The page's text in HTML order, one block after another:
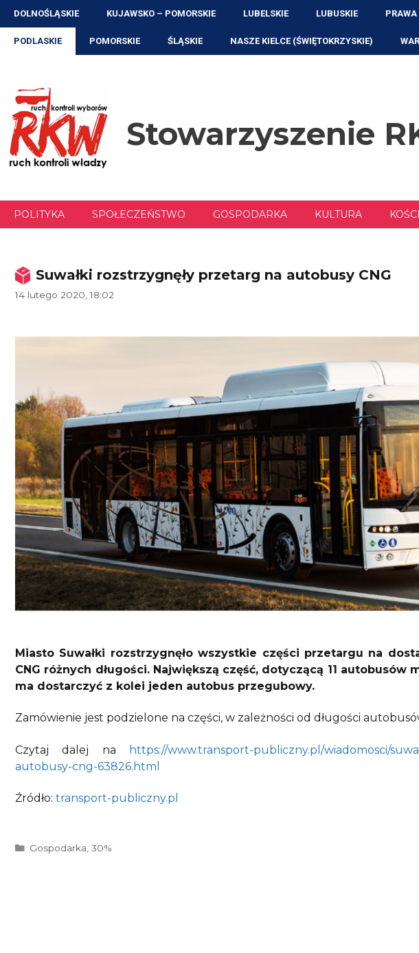
Przejdź
treści
DOLNOŚLĄSKIE KUJAWSKO – POMORSKIE LUBELSKIE LUBUSKIE
PODLASKIE POMORSKIE ŚLĄSKIE NASZE KIELCE (ŚWIĘTOKRZYSKIE)
Stowarzyszenie
POLITYKA SPOŁECZEŃSTWO GOSPODARKA KULTURA
Suwałki rozstrzygnęły przetarg na autobusy CNG
14 lutego 2020, 18:02
Miasto Suwałki rozstrzygnęło wszystkie części przetargu na
CNG różnych długości. Największą część, dotyczącą 11 autobusów
ma dostarczyć z kolei jeden autobus przegubowy.
Zamówienie jest podzielone na części, w zależności od długości
Czytaj dalej na
https://www.transport-publiczny.pl/wiadomosci/
autobusy-cng-63826.html
Źródło: transport-publiczny.pl
Kategorie
Gospodarka ,30%